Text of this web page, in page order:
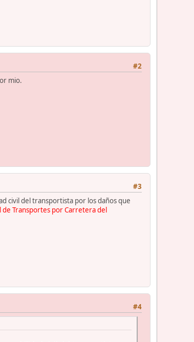
#2
mio.
#3
civil del transportista por los daños que
Transportes por Carretera del
#4